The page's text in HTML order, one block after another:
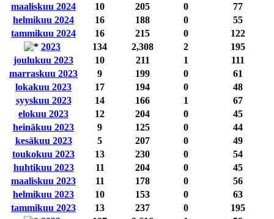
maaliskuu 2024
10 205 0
77
helmikuu 2024
16 188 0
55
tammikuu 2024
16 215 0
122
2023
134 2,308 2
195
joulukuu 2023
10 211 1
111
marraskuu 2023
9 199 0
61
lokakuu 2023
17 194 0
48
syyskuu 2023
14 166 1
67
elokuu 2023
12 204 0
45
heinäkuu 2023
9 125 0
44
kesäkuu 2023
5 207 0
49
toukokuu 2023
13 230 0
54
huhtikuu 2023
11 204 0
45
maaliskuu 2023
11 178 0
56
helmikuu 2023
10 153 0
63
tammikuu 2023
13 237 0
195